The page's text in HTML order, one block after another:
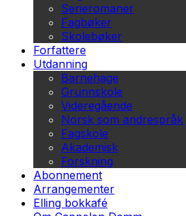
Serieromaner
Fagbøker
Skolebøker
Forfattere
Utdanning
Barnehage
Grunnskole
Videregående
Norsk som andrespråk
Fagskole
Akademisk
Forskning
Abonnement
Arrangementer
Elling bokkafé